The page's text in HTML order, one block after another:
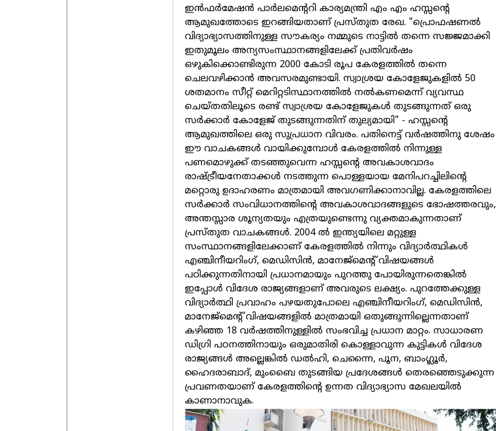
ഇന്‍ഫര്‍മേഷന്‍ പാര്‍ലമെന്ററി കാര്യമന്ത്രി എം എം ഹസ്സന്റെ
ആമുഖത്തോടെ ഇറങ്ങിയതാണ്‌ പ്രസ്‌തുത രേഖ. "പ്രൊഫഷണല്‍
വിദ്യാഭ്യാസത്തിനുള്ള സൗകര്യം നമ്മുടെ നാട്ടില്‍ തന്നെ സജ്ജമാക്കി
ഇതുമൂലം അന്യസംസ്ഥാനങ്ങളിലേക്ക്‌ പ്രതിവര്‍ഷം
ഒഴുകിക്കൊണ്ടിരുന്ന 2000 കോടി രൂപ കേരളത്തില്‍ തന്നെ
ചെലവഴിക്കാന്‍ അവസരമുണ്ടായി. സ്വാശ്രയ കോളേജുകളില്‍ 50
ശതമാനം സീറ്റ്‌ മെറിറ്റടിസ്ഥാനത്തില്‍ നല്‍കണമെന്ന്‌ വ്യവസ്ഥ
ചെയ്‌തതിലൂടെ രണ്ട്‌ സ്വാശ്രയ കോളേജുകള്‍ തുടങ്ങുന്നത്‌ ഒരു
സര്‍ക്കാര്‍ കോളേജ്‌ തുടങ്ങുന്നതിന്‌ തുല്യമായി" - ഹസ്സന്റെ
ആമുഖത്തിലെ ഒരു സുപ്രധാന വിവരം. പതിനെട്ട്‌ വര്‍ഷത്തിനു ശേഷം
ഈ വാചകങ്ങള്‍ വായിക്കുമ്പോള്‍ കേരളത്തില്‍ നിന്നുള്ള
പണമൊഴുക്ക്‌ തടഞ്ഞുവെന്ന ഹസ്സന്റെ അവകാശവാദം
രാഷ്ട്രീയനേതാക്കള്‍ നടത്തുന്ന പൊള്ളയായ മേനിപറച്ചിലിന്റെ
മറ്റൊരു ഉദാഹരണം മാത്രമായി അവഗണിക്കാനാവില്ല. കേരളത്തിലെ
സര്‍ക്കാര്‍ സംവിധാനത്തിന്റെ അവകാശവാദങ്ങളുടെ ഭോഷത്തരവും,
അന്തസ്സാര ശൂന്യതയും എത്രയുണ്ടെന്നു വ്യക്തമാകുന്നതാണ്‌
പ്രസ്‌തുത വാചകങ്ങള്‍. 2004 ല്‍ ഇന്ത്യയിലെ മറ്റുള്ള
സംസ്ഥാനങ്ങളിലേക്കാണ്‌ കേരളത്തില്‍ നിന്നും വിദ്യാര്‍ത്ഥികള്‍
എഞ്ചിനീയറിംഗ്‌, മെഡിസിന്‍, മാനേജ്‌മെന്റ്‌‌ വിഷയങ്ങള്‍
പഠിക്കുന്നതിനായി പ്രധാനമായും പുറത്തു പോയിരുന്നതെങ്കില്‍
ഇപ്പോള്‍ വിദേശ രാജ്യങ്ങളാണ്‌ അവരുടെ ലക്ഷ്യം. പുറത്തേക്കുള്ള
വിദ്യാര്‍ത്ഥി പ്രവാഹം പഴയതുപോലെ എഞ്ചിനീയറിംഗ്‌, മെഡിസിന്‍,
മാനേജ്‌മെന്റ്‌‌ വിഷയങ്ങളില്‍ മാത്രമായി ഒതുങ്ങുന്നില്ലെന്നതാണ്‌
കഴിഞ്ഞ 18 വര്‍ഷത്തിനുള്ളില്‍ സംഭവിച്ച പ്രധാന മാറ്റം. സാധാരണ
ഡിഗ്രി പഠനത്തിനായും ഒരുമാതിരി കൊള്ളാവുന്ന കുട്ടികള്‍ വിദേശ
രാജ്യങ്ങള്‍ അല്ലെങ്കില്‍ ഡല്‍ഹി, ചെന്നൈ, പൂന, ബാംഗ്ലൂര്‍,
ഹൈദരാബാദ്‌, മുംബെെ തുടങ്ങിയ പ്രദേശങ്ങള്‍ തെരഞ്ഞെടുക്കുന്ന
പ്രവണതയാണ്‌ കേരളത്തിന്റെ ഉന്നത വിദ്യാഭ്യാസ മേഖലയില്‍
കാണാനാവുക.